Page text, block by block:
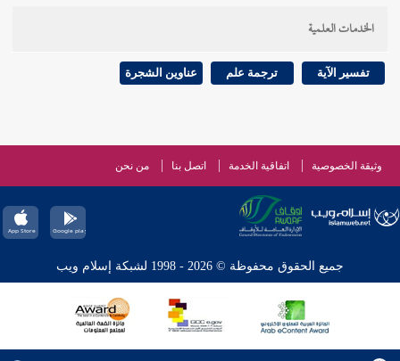
الخدمات العلمية
تفسير الآية ترجمة علم عناوين الشجرة
وثيقة الخصوصية اتفاقية الخدمة اتصل بنا من نحن
جميع الحقوق محفوظة © 2026 - 1998 لشبكة إسلام ويب